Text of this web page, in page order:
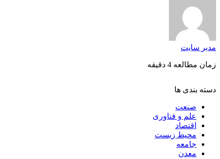
مدیر سایت
زمان مطالعه 4 دقیقه
دسته بندی ها
صنعت
علم و فناوری
اقتصاد
محیط زیست
جامعه
معدن